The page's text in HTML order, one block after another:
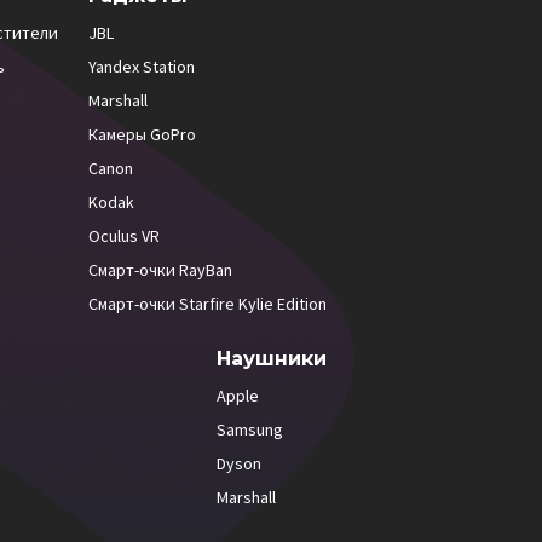
JBL
Yandex Station
Marshall
Камеры GoPro
Canon
Kodak
Oculus VR
Смарт-очки RayBan
Смарт-очки Starfire Kylie Edition
Наушники
Apple
Samsung
Dyson
Marshall